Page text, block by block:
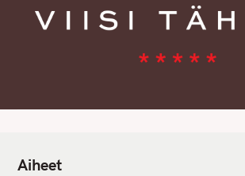
Aiheet